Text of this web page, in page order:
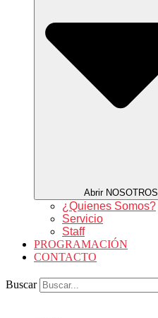
Abrir NOSOTROS
¿Quienes Somos?
Servicio
Staff
PROGRAMACIÓN
CONTACTO
Buscar